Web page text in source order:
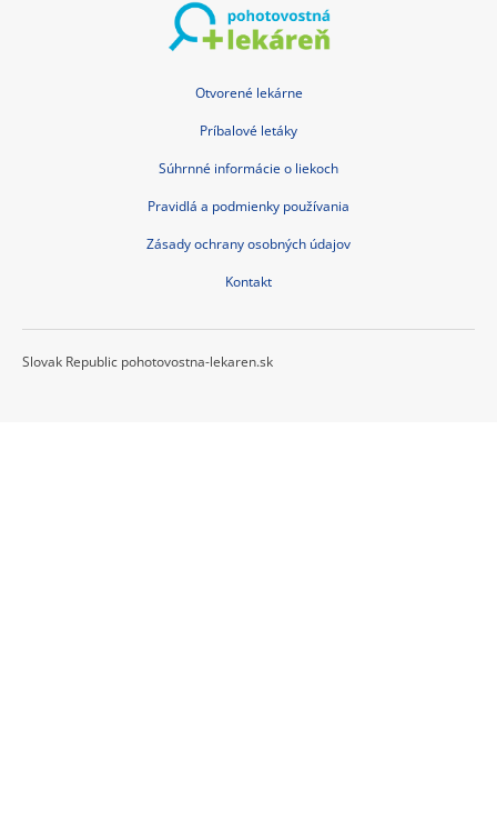
Otvorené lekárne
Príbalové letáky
Súhrnné informácie o liekoch
Pravidlá a podmienky používania
Zásady ochrany osobných údajov
Kontakt
Slovak Republic pohotovostna-lekaren.sk